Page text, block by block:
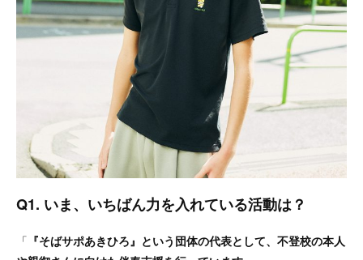
Q1. いま、いちばん力を入れている活動は？
「 『そばサポあきひろ』という団体の代表として、不登校の本人